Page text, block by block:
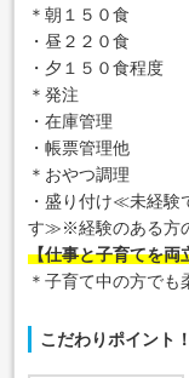
＊朝１５０食
・昼２２０食
・夕１５０食程度
＊発注
・在庫管理
・帳票管理他
＊おやつ調理
・盛り付け≪未経験
す≫※経験のある方
【仕事と子育てを両
＊子育て中の方でも
こだわりポイント！